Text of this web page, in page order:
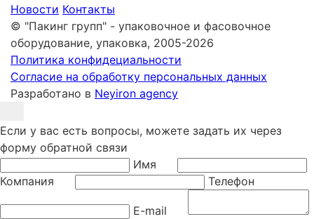
Новости Контакты
© "Пакинг групп" - упаковочное и фасовочное
оборудование, упаковка, 2005-2026
Политика конфидециальности
Согласие на обработку персональных данных
Разработано в Neyiron agency
Если у вас есть вопросы, можете задать их через
форму обратной связи
Имя
Компания
Телефон
E-mail